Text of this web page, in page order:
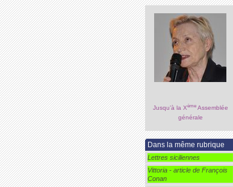
Jusqu’à la XèmeAssemblée
générale
Dans la même rubrique
Lettres siciliennes
Vittoria - article de François
Conan